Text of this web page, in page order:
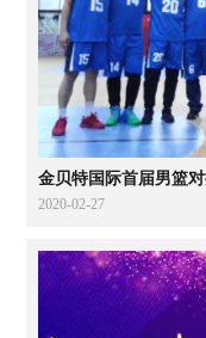
金贝特国际首届男篮
2020-02-27